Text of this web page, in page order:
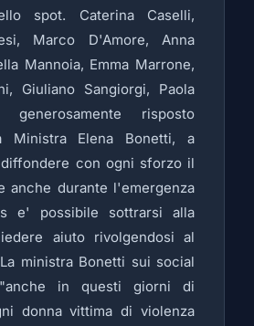
spot. Caterina Caselli,
Marco D'Amore, Anna
Mannoia, Emma Marrone,
Giuliano Sangiorgi, Paola
risposto
Ministra Elena Bonetti, a
con ogni sforzo il
anche durante l'emergenza
e' possibile sottrarsi alla
aiuto rivolgendosi al
ministra Bonetti sui social
in questi giorni di
donna vittima di violenza